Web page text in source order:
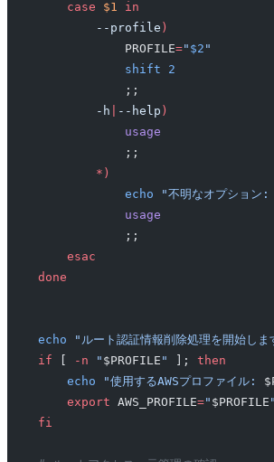
    case
$1 in
        --profile
)
            PROFILE
=" $2 "
            shift
2
            ;;
        -h
--help )
            usage
            ;;
        *)
            echo
"不明なオプション:
            usage
            ;;
    esac
done
echo "ルート認証情報削除処理を開始し
if
-n " $PROFILE " ]; then
    echo
"使用するAWSプロファイル:
    export
AWS_PROFILE=" $PROFILE "
fi